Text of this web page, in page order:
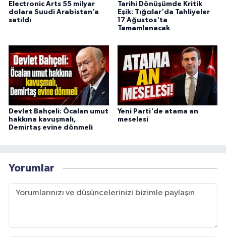
Electronic Arts 55 milyar
dolara Suudi Arabistan’a
satıldı
Tarihi Dönüşümde Kritik
Eşik: Tığcılar'da Tahliyeler
17 Ağustos'ta
Tamamlanacak
Devlet Bahçeli: Öcalan umut
hakkına kavuşmalı,
Demirtaş evine dönmeli
Yeni Parti'de atama an
meselesi
Yorumlar